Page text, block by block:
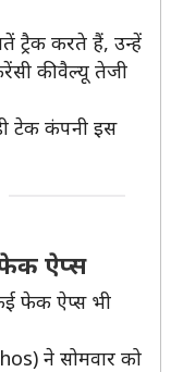
ट्रैक करते हैं, उन्हें
की वैल्यू तेजी
टेक कंपनी इस
फेक ऐप्स
फेक ऐप्स भी
ने सोमवार को